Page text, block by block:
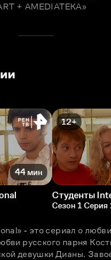
+ AMEDIATEKA»
44 мин
12+
Студенты
Сезон 1 Серия
- это сериал о
русского парня
девушки Дианы.